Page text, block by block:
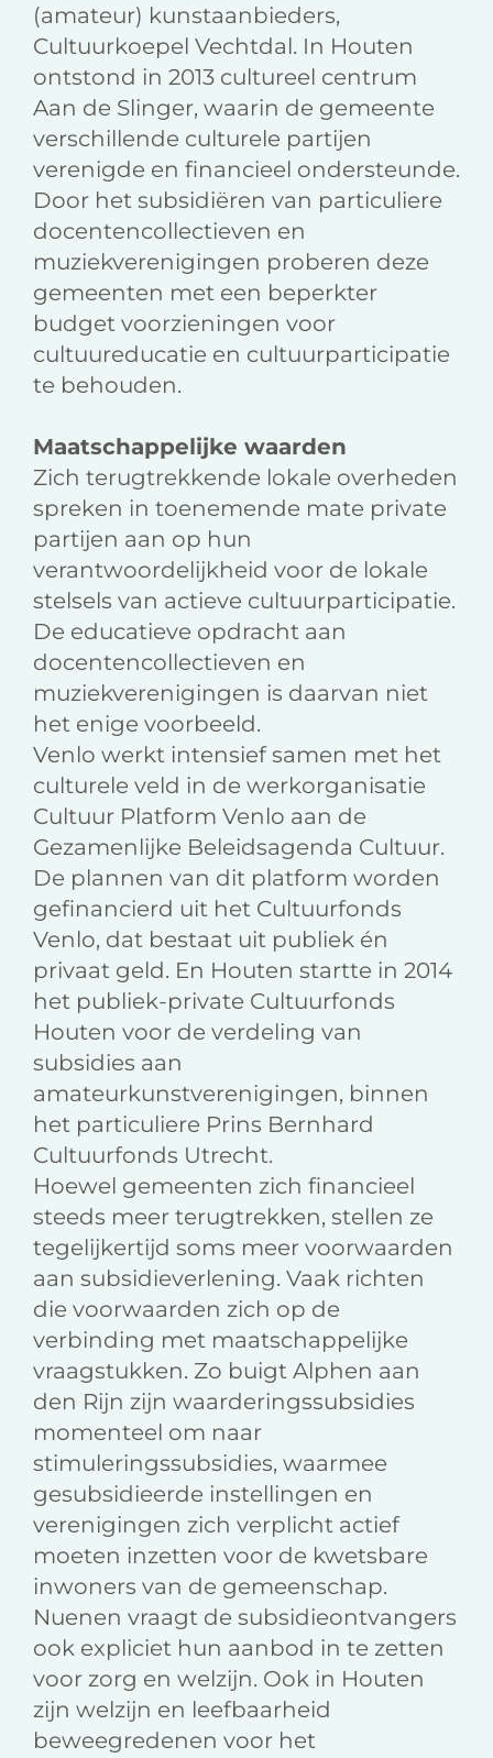
(amateur) kunstaanbieders,
Cultuurkoepel Vechtdal. In Houten
ontstond in 2013 cultureel centrum
Aan de Slinger, waarin de gemeente
verschillende culturele partijen
verenigde en financieel ondersteunde.
Door het subsidiëren van particuliere
docentencollectieven en
muziekverenigingen proberen deze
gemeenten met een beperkter
budget voorzieningen voor
cultuureducatie en cultuurparticipatie
te behouden.
Maatschappelijke waarden
Zich terugtrekkende lokale overheden
spreken in toenemende mate private
partijen aan op hun
verantwoordelijkheid voor de lokale
stelsels van actieve cultuurparticipatie.
De educatieve opdracht aan
docentencollectieven en
muziekverenigingen is daarvan niet
het enige voorbeeld.
Venlo werkt intensief samen met het
culturele veld in de werkorganisatie
Cultuur Platform Venlo aan de
Gezamenlijke Beleidsagenda Cultuur.
De plannen van dit platform worden
gefinancierd uit het Cultuurfonds
Venlo, dat bestaat uit publiek én
privaat geld. En Houten startte in 2014
het publiek-private Cultuurfonds
Houten voor de verdeling van
subsidies aan
amateurkunstverenigingen, binnen
het particuliere Prins Bernhard
Cultuurfonds Utrecht.
Hoewel gemeenten zich financieel
steeds meer terugtrekken, stellen ze
tegelijkertijd soms meer voorwaarden
aan subsidieverlening. Vaak richten
die voorwaarden zich op de
verbinding met maatschappelijke
vraagstukken. Zo buigt Alphen aan
den Rijn zijn waarderingssubsidies
momenteel om naar
stimuleringssubsidies, waarmee
gesubsidieerde instellingen en
verenigingen zich verplicht actief
moeten inzetten voor de kwetsbare
inwoners van de gemeenschap.
Nuenen vraagt de subsidieontvangers
ook expliciet hun aanbod in te zetten
voor zorg en welzijn. Ook in Houten
zijn welzijn en leefbaarheid
beweegredenen voor het